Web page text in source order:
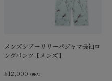
メンズシアーリリーパジャマ長袖ロ
ングパンツ【メンズ】
¥12,000 （税込）